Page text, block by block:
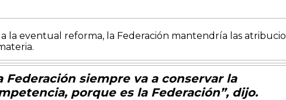
la eventual reforma, la Federación mantendría las
Federación siempre va a conservar la
porque es la Federación”, dijo.